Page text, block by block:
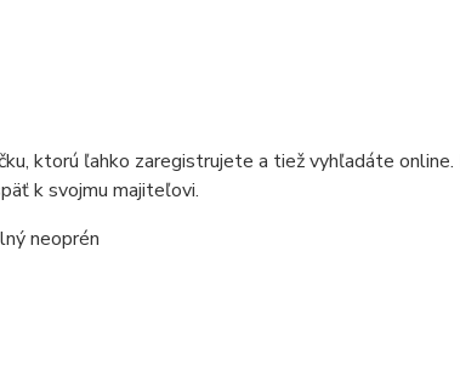
ktorú ľahko zaregistrujete a tiež vyhľadáte
k svojmu majiteľovi.
neoprén